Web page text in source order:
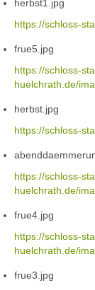
herbst1.jpg
https://schloss-
frue5.jpg
https://schloss-
huelchrath.de/
herbst.jpg
https://schloss-
https://schloss-
huelchrath.de/
frue4.jpg
https://schloss-
huelchrath.de/
frue3.jpg